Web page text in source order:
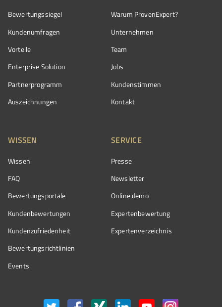
Bewertungssiegel
Kundenumfragen
Vorteile
Enterprise Solution
Partnerprogramm
Auszeichnungen
Warum ProvenExpert?
Unternehmen
Team
Jobs
Kundenstimmen
Kontakt
WISSEN
Wissen
FAQ
Bewertungsportale
Kundenbewertungen
Kundenzufriedenheit
Bewertungs­richtlinien
Events
SERVICE
Presse
Newsletter
Online demo
Expertenbewertung
Expertenverzeichnis